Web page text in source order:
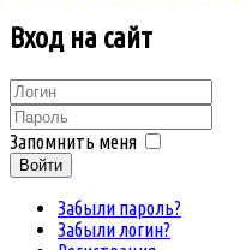
Вход на сайт
Запомнить меня
Войти
Забыли пароль?
Забыли логин?